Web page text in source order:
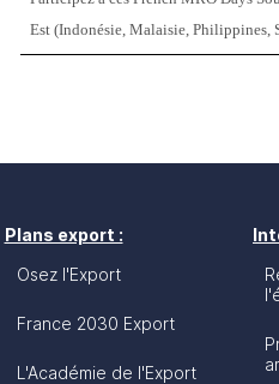
Est (Indonésie, Malaisie, Philippines,
Plans export :
Osez l'Export
France 2030 Export
L'Académie de l'Export